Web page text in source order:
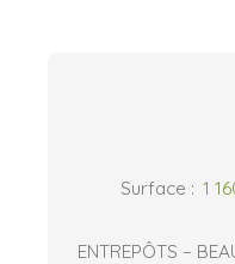
Surface : 1
ENTREPÔTS –